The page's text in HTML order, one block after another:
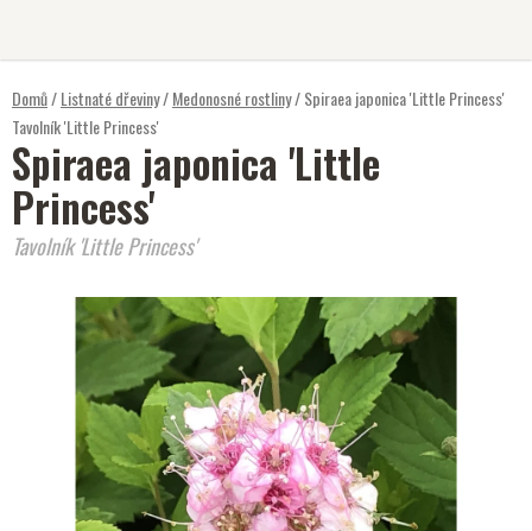
Domů/Listnaté dřeviny/Medonosné rostliny/Spiraea japonica 'Little Princess'
Tavolník 'Little Princess'
Spiraea japonica 'Little
Princess'
Tavolník 'Little Princess'